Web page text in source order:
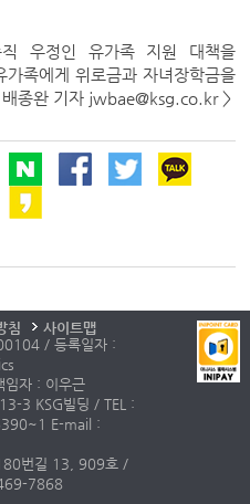
우정인 유가족 지원 대책을
족에게 위로금과 자녀장학금을
종완 기자 jwbae@ksg.co.kr >
침
사이트맵
/ 등록일자 :
임자 : 이우근
3 KSG빌딩 / TEL :
E-mail :
번길 13, 909호 /
7868